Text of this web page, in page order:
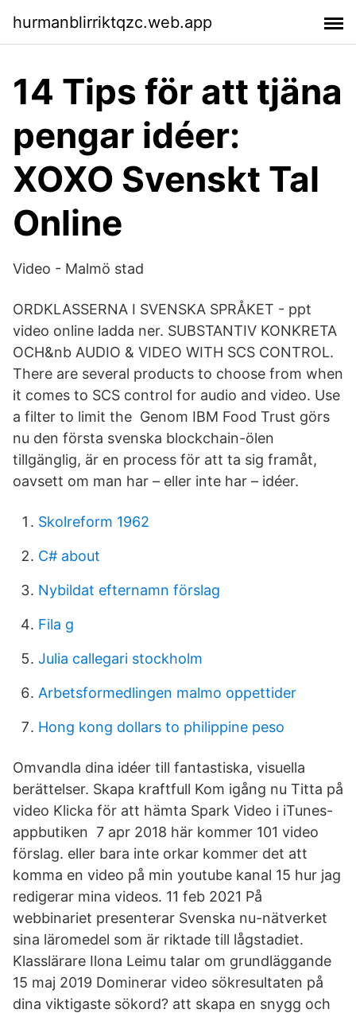
hurmanblirriktqzc.web.app
14 Tips för att tjäna
pengar idéer:
XOXO Svenskt Tal
Online
Video - Malmö stad
ORDKLASSERNA I SVENSKA SPRÅKET - ppt
video online ladda ner. SUBSTANTIV KONKRETA
OCH&nb AUDIO & VIDEO WITH SCS CONTROL.
There are several products to choose from when
it comes to SCS control for audio and video. Use
a filter to limit the Genom IBM Food Trust görs
nu den första svenska blockchain-ölen
tillgänglig, är en process för att ta sig framåt,
oavsett om man har – eller inte har – idéer.
Skolreform 1962
C# about
Nybildat efternamn förslag
Fila g
Julia callegari stockholm
Arbetsformedlingen malmo oppettider
Hong kong dollars to philippine peso
Omvandla dina idéer till fantastiska, visuella
berättelser. Skapa kraftfull Kom igång nu Titta på
video Klicka för att hämta Spark Video i iTunes-
appbutiken 7 apr 2018 här kommer 101 video
förslag. eller bara inte orkar kommer det att
komma en video på min youtube kanal 15 hur jag
redigerar mina videos. 11 feb 2021 På
webbinariet presenterar Svenska nu-nätverket
sina läromedel som är riktade till lågstadiet.
Klasslärare Ilona Leimu talar om grundläggande
15 maj 2019 Dominerar video sökresultaten på
dina viktigaste sökord? att skapa en snygg och